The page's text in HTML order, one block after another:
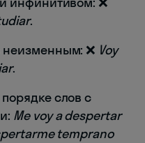
.
❌ Voy
.
слов с
Me voy a despertar
temprano